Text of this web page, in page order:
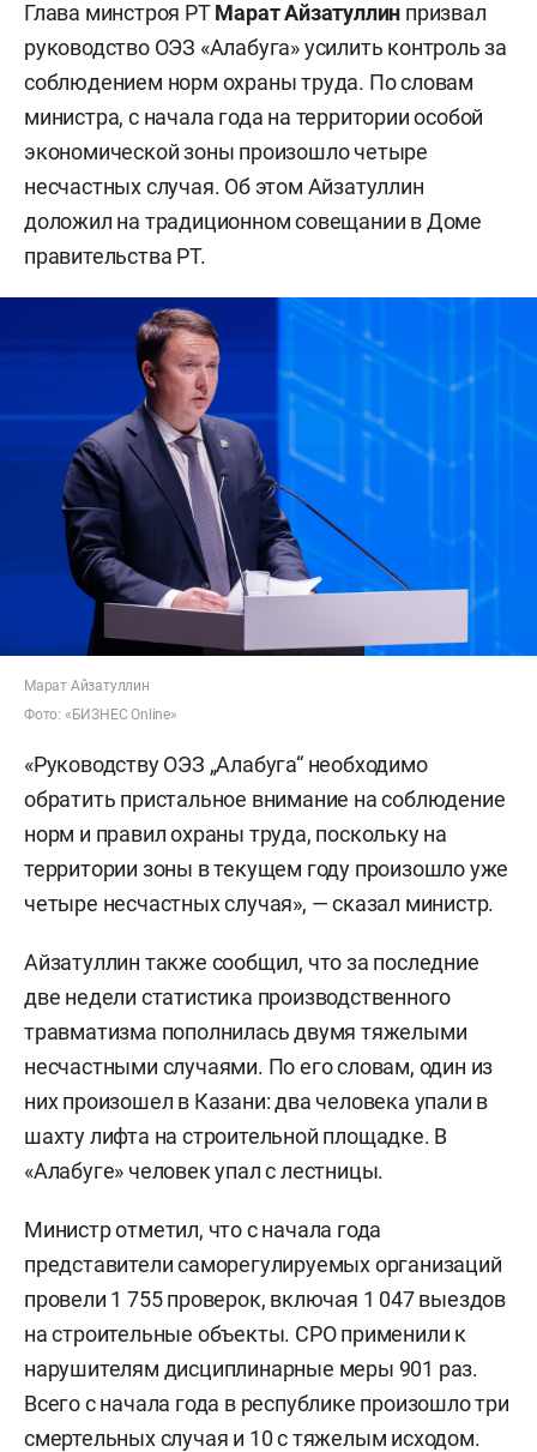
Глава минстроя РТМарат Айзатуллин призвал
руководство ОЭЗ «Алабуга» усилить контроль за
соблюдением норм охраны труда. По словам
министра, с начала года на территории особой
экономической зоны произошло четыре
несчастных случая. Об этом Айзатуллин
доложил на традиционном совещании в Доме
правительства РТ.
Марат Айзатуллин
Фото: «БИЗНЕС Online»
«Руководству ОЭЗ „Алабуга“ необходимо
обратить пристальное внимание на соблюдение
норм и правил охраны труда, поскольку на
территории зоны в текущем году произошло уже
четыре несчастных случая», — сказал министр.
Айзатуллин также сообщил, что за последние
две недели статистика производственного
травматизма пополнилась двумя тяжелыми
несчастными случаями. По его словам, один из
них произошел в Казани: два человека упали в
шахту лифта на строительной площадке. В
«Алабуге» человек упал с лестницы.
Министр отметил, что с начала года
представители саморегулируемых организаций
провели 1 755 проверок, включая 1 047 выездов
на строительные объекты. СРО применили к
нарушителям дисциплинарные меры 901 раз.
Всего с начала года в республике произошло три
смертельных случая и 10 с тяжелым исходом.